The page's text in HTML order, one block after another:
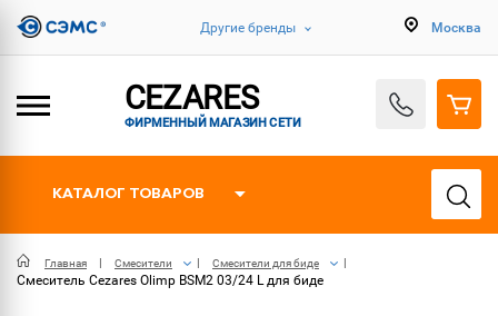
Другие бренды Москва
CEZARES
ФИРМЕННЫЙ МАГАЗИН СЕТИ
КАТАЛОГ ТОВАРОВ
Главная Смесители Смесители для биде
Смеситель Cezares Olimp BSM2 03/24 L для биде